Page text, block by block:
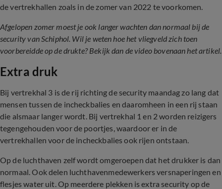
de vertrekhallen zoals in de zomer van 2022 te voorkomen.
Afgelopen zomer moest je ook langer wachten dan normaal bij de
security van Schiphol. Wil je weten hoe het vliegveld zich toen
voorbereidde op de drukte? Bekijk dan de video bovenaan het artikel.
Extra druk
Bij vertrekhal 3 is de rij richting de security maandag zo lang dat
mensen tussen de incheckbalies en daaromheen in een rij staan
die alsmaar langer wordt. Bij vertrekhal 1 en 2 worden reizigers
tegengehouden voor de poortjes, waardoor er in de
vertrekhallen voor de incheckbalies ook rijen ontstaan.
Op de luchthaven zelf wordt omgeroepen dat het drukker is dan
normaal. Ook delen luchthavenmedewerkers versnaperingen en
flesjes water uit. Op meerdere plekken is extra security op de